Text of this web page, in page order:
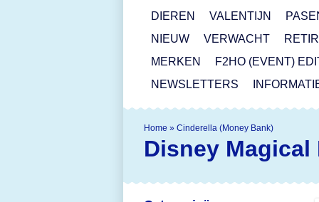
DIEREN
VALENTIJN
NIEUW
VERWACHT
MERKEN
F2HO (EVENT)
NEWSLETTERS
Home » Cinderella (Money Bank)
Disney Magical